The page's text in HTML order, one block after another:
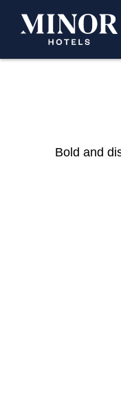
Bold and